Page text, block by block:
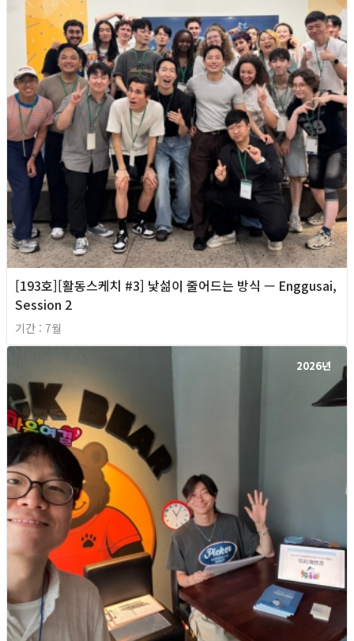
[193호][활동스케치 #3] 낯섦이 줄어드는 방식 — Enggusai,
Session 2
기간 : 7월
2026년